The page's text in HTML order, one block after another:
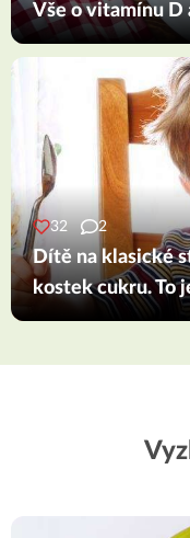
Vše o vitamínu D
32 2
Dítě na klasické
kostek cukru. To